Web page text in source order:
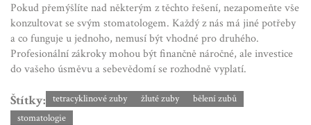
Pokud přemýšlíte nad některým z těchto řešení, nezapomeňte vše
konzultovat se svým stomatologem. Každý z nás má jiné potřeby
a co funguje u jednoho, nemusí být vhodné pro druhého.
Profesionální zákroky mohou být finančně náročné, ale investice
do vašeho úsměvu a sebevědomí se rozhodně vyplatí.
Štítky: tetracyklinové zuby žluté zuby
bělení zubů
stomatologie